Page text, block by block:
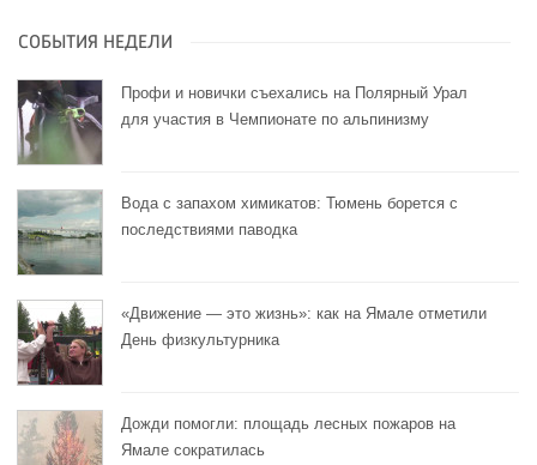
СОБЫТИЯ НЕДЕЛИ
Профи и новички съехались на Полярный Урал
для участия в Чемпионате по альпинизму
Вода с запахом химикатов: Тюмень борется с
последствиями паводка
«Движение — это жизнь»: как на Ямале отметили
День физкультурника
Дожди помогли: площадь лесных пожаров на
Ямале сократилась